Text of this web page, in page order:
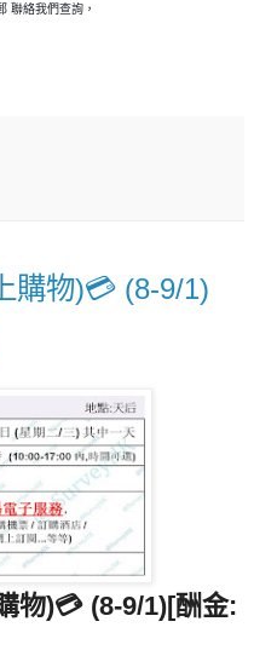
絡我們查詢，
購物)💳 (8-9/1)
物)💳 (8-9/1)[酬金: